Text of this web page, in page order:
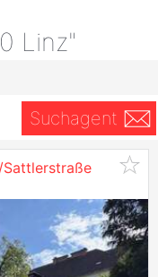
Linz"
Suchagent
/Sattlerstraße